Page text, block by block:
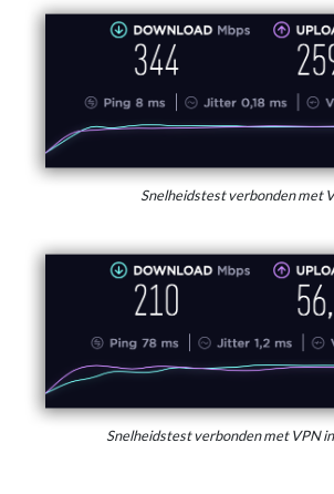
Snelheidstest verbonden met
Snelheidstest verbonden met VPN